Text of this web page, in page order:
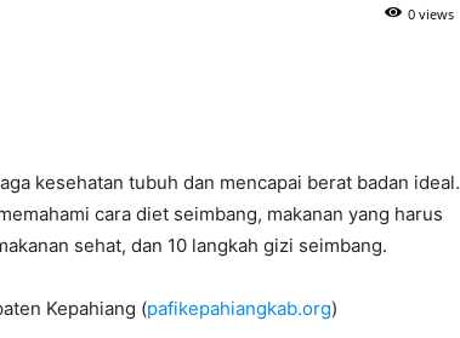
0 views
kesehatan tubuh dan mencapai berat badan ideal.
cara diet seimbang, makanan yang harus
sehat, dan 10 langkah gizi seimbang.
Kepahiang (pafikepahiangkab.org)